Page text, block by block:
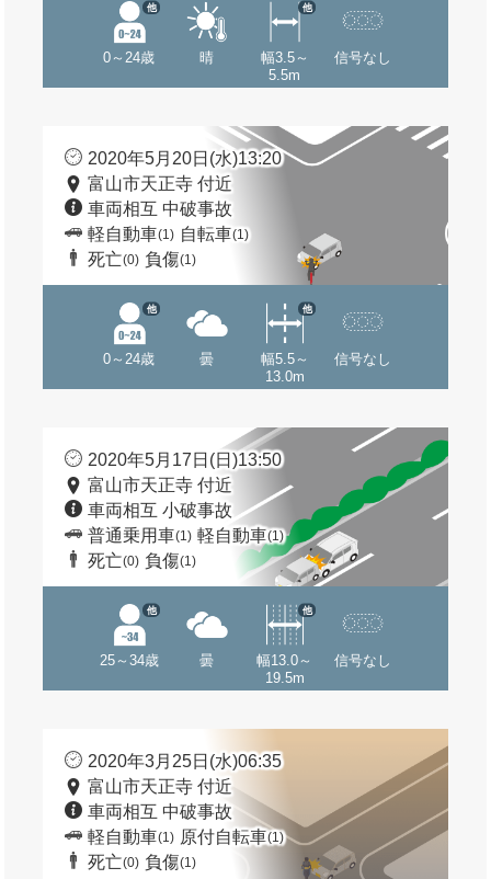
0～24歳
他
晴
幅3.5～
5.5m
他
信号なし
2020年5月20日(水)13:20
富山市天正寺 付近
車両相互 中破事故
軽自動車(1) 自転車(1)
死亡(0) 負傷(1)
0～24歳
他
曇
幅5.5～
13.0m
他
信号なし
2020年5月17日(日)13:50
富山市天正寺 付近
車両相互 小破事故
普通乗用車(1) 軽自動車(1)
死亡(0) 負傷(1)
25～34歳
他
曇
幅13.0～
19.5m
他
信号なし
2020年3月25日(水)06:35
富山市天正寺 付近
車両相互 中破事故
軽自動車(1) 原付自転車(1)
死亡(0) 負傷(1)